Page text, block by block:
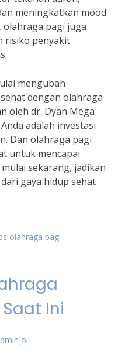
meningkatkan mood
olahraga pagi juga
risiko penyakit
mengubah
dengan olahraga
oleh dr. Dyan Mega
adalah investasi
Dan olahraga pagi
untuk mencapai
sekarang, jadikan
gaya hidup sehat
olahraga pagi
Ini